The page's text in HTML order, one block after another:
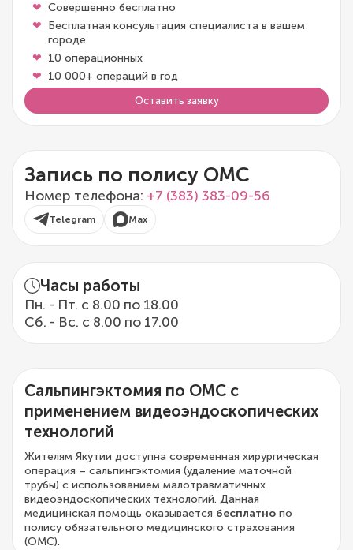
Совершенно бесплатно
Бесплатная консультация специалиста в вашем
городе
10 операционных
10 000+ операций в год
Оставить заявку
Запись по полису ОМС
Номер телефона: +7 (383) 383-09-56
Telegram Max
Часы работы
Пн. - Пт. с 8.00 по 18.00
Сб. - Вс. с 8.00 по 17.00
Сальпингэктомия по ОМС с
применением видеоэндоскопических
технологий
Жителям Якутии доступна современная хирургическая
операция – сальпингэктомия (удаление маточной
трубы) с использованием малотравматичных
видеоэндоскопических технологий. Данная
медицинская помощь оказывается бесплатно по
полису обязательного медицинского страхования
(ОМС).